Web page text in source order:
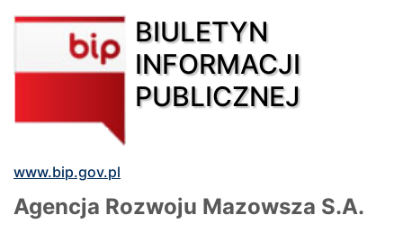
BIULETYN
INFORMACJI
PUBLICZNEJ
www.bip.gov.pl
Agencja Rozwoju Mazowsza S.A.